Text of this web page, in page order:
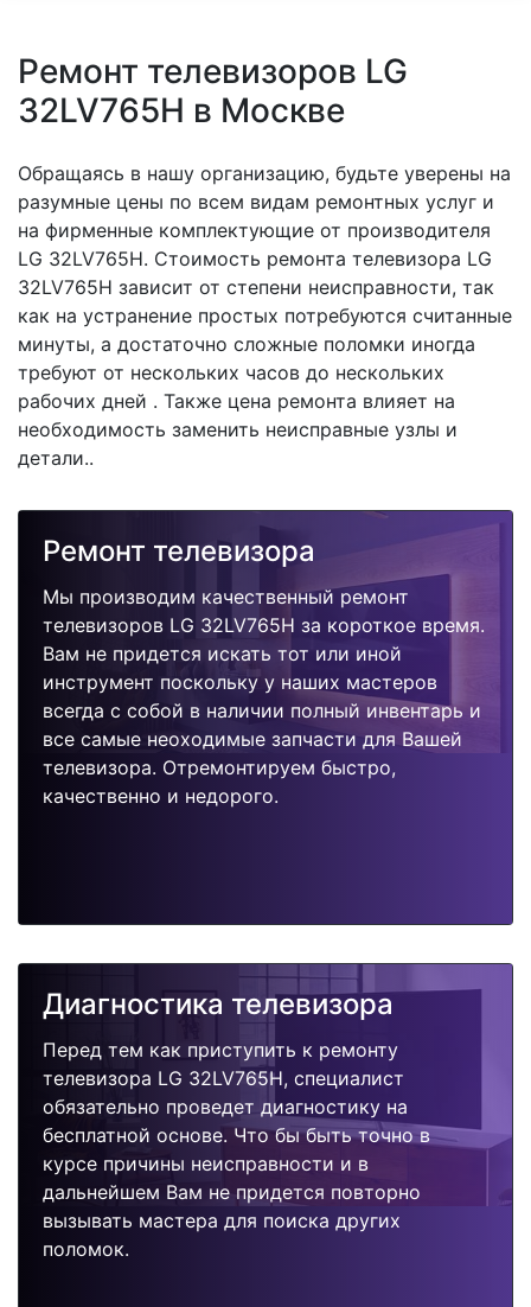
Ремонт телевизоров LG
32LV765H в Москве
Обращаясь в нашу организацию, будьте уверены на
разумные цены по всем видам ремонтных услуг и
на фирменные комплектующие от производителя
LG 32LV765H. Стоимость ремонта телевизора LG
32LV765H зависит от степени неисправности, так
как на устранение простых потребуются считанные
минуты, а достаточно сложные поломки иногда
требуют от нескольких часов до нескольких
рабочих дней . Также цена ремонта влияет на
необходимость заменить неисправные узлы и
детали..
Ремонт телевизора
Мы производим качественный ремонт
телевизоров LG 32LV765H за короткое время.
Вам не придется искать тот или иной
инструмент поскольку у наших мастеров
всегда с собой в наличии полный инвентарь и
все самые неоходимые запчасти для Вашей
телевизора. Отремонтируем быстро,
качественно и недорого.
Диагностика телевизора
Перед тем как приступить к ремонту
телевизора LG 32LV765H, специалист
обязательно проведет диагностику на
бесплатной основе. Что бы быть точно в
курсе причины неисправности и в
дальнейшем Вам не придется повторно
вызывать мастера для поиска других
поломок.